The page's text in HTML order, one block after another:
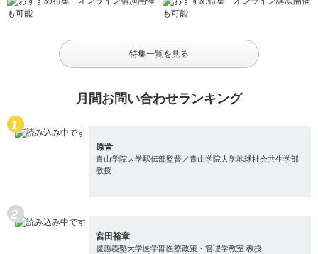
特集一覧を見る
月間お問い合わせランキング
原晋
青山学院大学駅伝部監督／青山学院大学地球社会共生学部
教授
宮田裕章
慶應義塾大学医学部医療政策・管理学教室 教授